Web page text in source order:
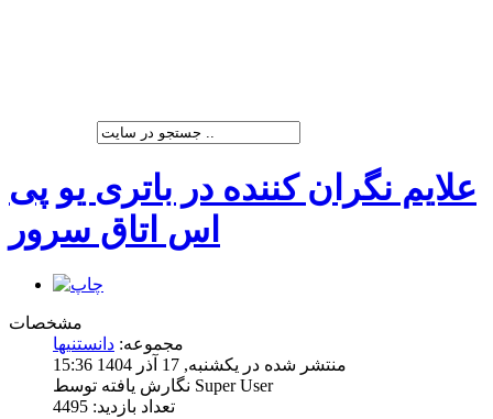
علایم نگران کننده در باتری یو پی
اس اتاق سرور
مشخصات
مجموعه: دانستنیها
منتشر شده در یکشنبه, 17 آذر 1404 15:36
نگارش یافته توسط Super User
تعداد بازدید: 4495